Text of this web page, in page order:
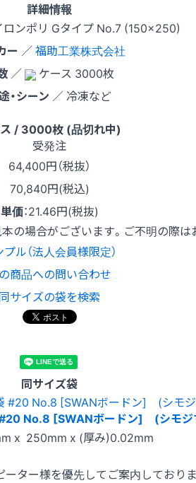
詳細情報
ロンポリ Gタイプ No.7 (150x250)
ー ／福助工業株式会社
／
ケース 3000枚
・シーン ／ 冷凍など
/ 3000枚 (品切れ中)
受発注
64,400円（税抜）
70,840円(税込)
単価：21.46円(税抜)
の場合がございます。ご不明の際は
ル（法人会員様限定）
商品への問い合わせ
同サイズの袋を検索
同サイズ袋
#20 No.8 [SWANボードン] (シモジ
x 250mm x (厚み)0.02mm
ター様を優先してご案内してお